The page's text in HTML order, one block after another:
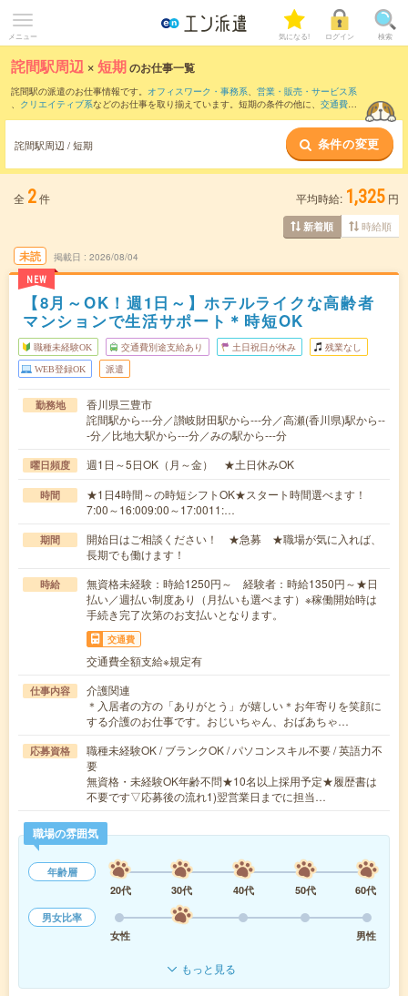
メニュー 気になる! ログイン 検索
詫間駅周辺 ×短期のお仕事一覧
詫間駅の派遣のお仕事情報です。 オフィスワーク・事務系、 営業・販売・サービス系
、 クリエイティブ系などのお仕事を取り揃えています。短期の条件の他に、 交通費別
詫間駅周辺 / 短期 条件の変更
全 2件 平均時給: 1,325 円
新着順 時給順
未読
NEW
掲載日 2026/08/04
【8月～OK！週1日～】ホテルライクな高齢者
マンションで生活サポート＊時短OK
職種未経験OK 交通費別途支給あり 土日祝日が休み 残業なし
WEB登録OK 派遣
勤務地
香川県三豊市
詫間駅から---分／讃岐財田駅から---分／高瀬(香川県)駅から--
-分／比地大駅から---分／みの駅から---分
曜日頻度 週1日～5日OK（月～金） ★土日休みOK
時間
★1日4時間～の時短シフトOK★スタート時間選べます！
7:00～16:009:00～17:0011:…
期間
開始日はご相談ください！ ★急募 ★職場が気に入れば、
長期でも働けます！
時給
無資格未経験：時給1250円～ 経験者：時給1350円～★日
払い／週払い制度あり（月払いも選べます）※稼働開始時は
手続き完了次第のお支払いとなります。
交通費
交通費全額支給※規定有
仕事内容
介護関連
＊入居者の方の「ありがとう」が嬉しい＊お年寄りを笑顔に
する介護のお仕事です。おじいちゃん、おばあちゃ…
応募資格
職種未経験OK / ブランクOK / パソコンスキル不要 / 英語力不
要
無資格・未経験OK年齢不問★10名以上採用予定★履歴書は
不要です▽応募後の流れ1)翌営業日までに担当…
職場の雰囲気
年齢層
20代
30代 40代 50代
60代
男女比率
女性
男性
もっと見る